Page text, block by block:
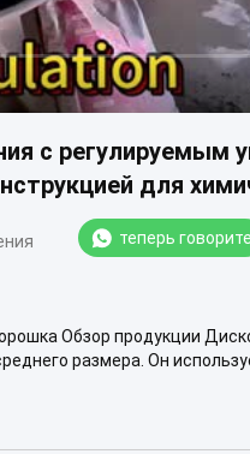
с регулируемым
для
теперь говорите
Обзор продукции
размера. Он